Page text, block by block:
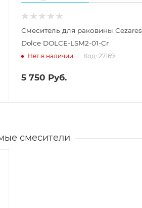
Смеситель для раковины Cezares
Dolce DOLCE-LSM2-01-Cr
Нет в наличии Код: 27169
5 750 Руб.
смесители